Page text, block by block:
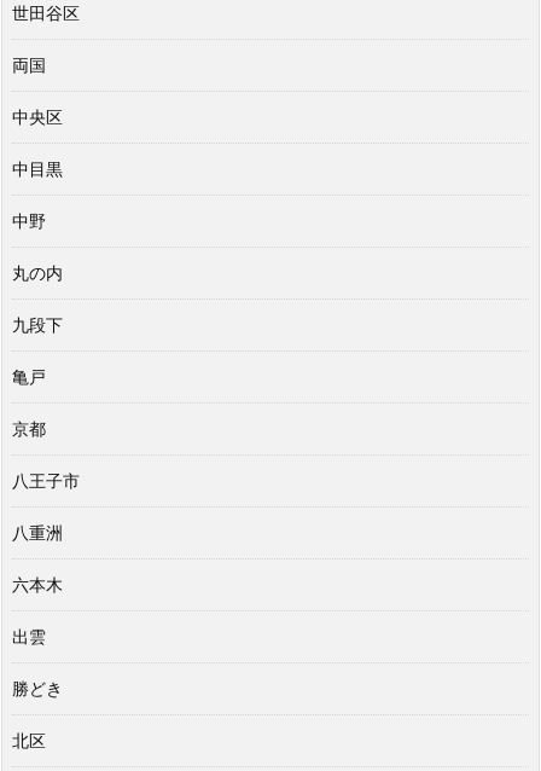
世田谷区
両国
中央区
中目黒
中野
丸の内
九段下
亀戸
京都
八王子市
八重洲
六本木
出雲
勝どき
北区